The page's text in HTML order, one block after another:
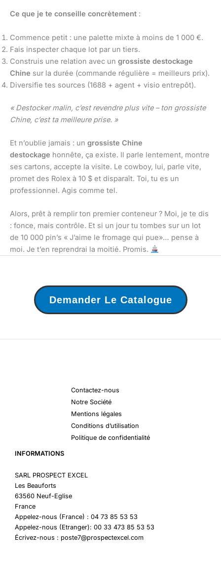
Ce que je te conseille concrètement :
Commence petit : une palette mixte à moins de 1 000 €.
Fais inspecter chaque lot par un tiers.
Construis une relation avec un grossiste destockage
Chine sur la durée (commande régulière = meilleurs prix).
Diversifie tes sources (1688 + agent + visio entrepôt).
« Destocker malin, c’est revendre plus vite – ton grossiste
Chine, c’est ta meilleure prise. »
Et n’oublie jamais : un grossiste Chine
destockage honnête, ça existe. Il parle lentement, montre
ses cartons, accepte la visite. Le cowboy, lui, parle vite,
promet des Rolex à 10 $ et disparaît. Toi, tu es un
professionnel. Agis comme tel.
Alors, prêt à remplir ton premier conteneur ? Moi, je te dis
: fonce, mais contrôle. Et si un jour tu tombes sur un lot
de 10 000 pin’s « J’aime le fromage qui pue»… pense à
moi. Je t’en reprendrai la moitié. Promis.
Demander Le Catalogue
Contactez-nous
Notre Société
Mentions légales
Conditions d’utilisation
Politique de confidentialité
INFORMATIONS
SARL PROSPECT EXCEL
Les Beauforts
63560 Neuf-Eglise
France
Appelez-nous (France) : 04 73 85 53 53
Appelez-nous (Etranger): 00 33 473 85 53 53
Écrivez-nous : poste7@prospectexcel.com